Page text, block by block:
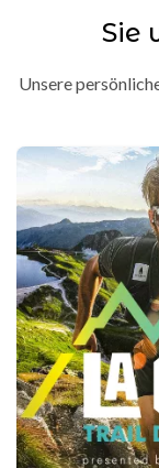
Sie
Unsere